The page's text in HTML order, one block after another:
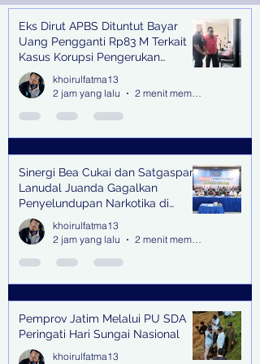
Recent Posts
Eks Dirut APBS Dituntut Bayar
Uang Pengganti Rp83 M Terkait
Kasus Korupsi Pengerukan
Tanjung Perak
khoirulfatma13
2 jam yang lalu
2 menit membaca
Sinergi Bea Cukai dan Satgaspam
Lanudal Juanda Gagalkan
Penyelundupan Narkotika di
Bandara Juanda
khoirulfatma13
2 jam yang lalu
2 menit membaca
Pemprov Jatim Melalui PU SDA
Peringati Hari Sungai Nasional
khoirulfatma13